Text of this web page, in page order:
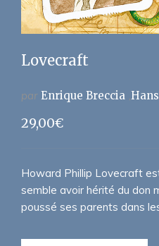
Lovecraft
par Enrique Breccia
29,00€
Howard Phillip Lovecraft
semble avoir hérité du don
poussé ses parents dans